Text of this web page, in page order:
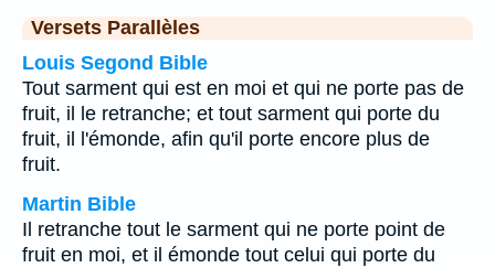
Versets Parallèles
Louis Segond Bible
Tout sarment qui est en moi et qui ne porte pas de
fruit, il le retranche; et tout sarment qui porte du
fruit, il l'émonde, afin qu'il porte encore plus de
fruit.
Martin Bible
Il retranche tout le sarment qui ne porte point de
fruit en moi, et il émonde tout celui qui porte du